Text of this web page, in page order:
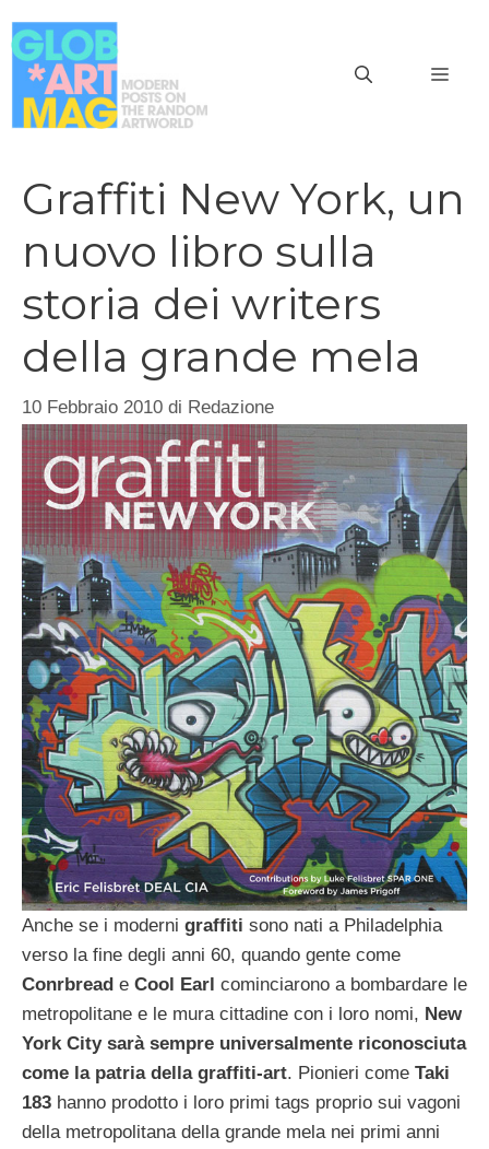
al
contenuto
Graffiti New York, un
nuovo libro sulla
storia dei writers
della grande mela
10 Febbraio 2010 di Redazione
Anche se i moderni graffiti sono nati a Philadelphia
verso la fine degli anni 60, quando gente come
Conrbread e Cool Earl cominciarono a bombardare le
metropolitane e le mura cittadine con i loro nomi, New
York City sarà sempre universalmente riconosciuta
come la patria della graffiti-art. Pionieri come Taki
183 hanno prodotto i loro primi tags proprio sui vagoni
della metropolitana della grande mela nei primi anni